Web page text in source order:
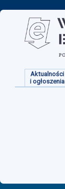
Aktualności
i ogłoszenia